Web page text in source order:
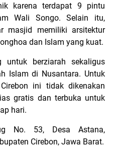
karena terdapat 9 pintu
Wali Songo. Selain itu,
masjid memiliki arsitektur
dan Islam yang kuat.
untuk berziarah sekaligus
Islam di Nusantara. Untuk
ini tidak dikenakan
gratis dan terbuka untuk
hari.
No. 53, Desa Astana,
Cirebon, Jawa Barat.